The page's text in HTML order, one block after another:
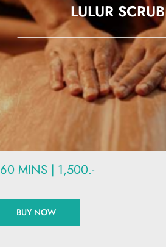
LULUR SCRUB
60 MINS | 1,500.-
BUY NOW